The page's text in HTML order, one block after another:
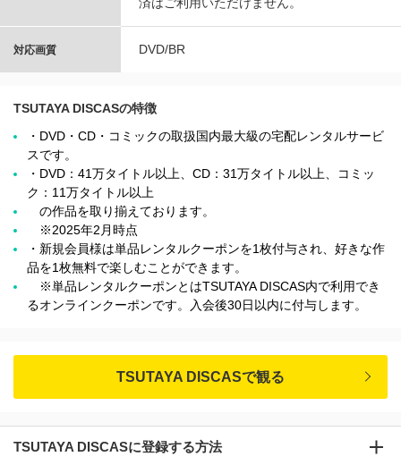
対応画質 DVD/BR
TSUTAYA DISCASの特徴
・DVD・CD・コミックの取扱国内最大級の宅配レンタルサービ
スです。
・DVD：41万タイトル以上、CD：31万タイトル以上、コミッ
ク：11万タイトル以上
の作品を取り揃えております。
※2025年2月時点
・新規会員様は単品レンタルクーポンを1枚付与され、好きな作
品を1枚無料で楽しむことができます。
※単品レンタルクーポンとはTSUTAYA DISCAS内で利用でき
るオンラインクーポンです。入会後30日以内に付与します。
TSUTAYA DISCASで観る
TSUTAYA DISCASに登録する方法